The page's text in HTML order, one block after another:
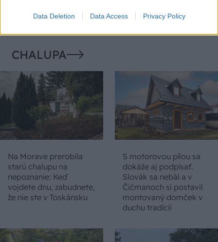
Data Deletion Data Access Privacy Policy
možno prekvapí
kvitnutia?
CHALUPA
Na Morave prerobila
starú chalupu na
nepoznanie: Keď
vojdete dnu, zabudnete,
že nie ste v Toskánsku
S motorovou pílou sa
dokáže aj podpísať.
Slovák sa nebál a v
Čičmanoch si postavil
montovaný domček v
duchu tradícií